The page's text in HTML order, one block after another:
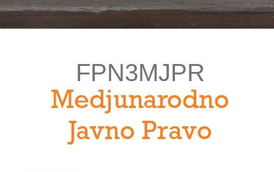
FPN3MJPR
Medjunarodno
Javno Pravo